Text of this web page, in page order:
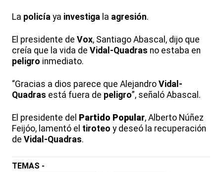
La policía ya investiga la agresión.
El presidente de Vox, Santiago Abascal, dijo que
creía que la vida de Vidal-Quadras no estaba en
peligro inmediato.
“Gracias a dios parece que Alejandro Vidal-
Quadras está fuera de peligro”, señaló Abascal.
El presidente del Partido Popular, Alberto Núñez
Feijóo, lamentó el tiroteo y deseó la recuperación
de Vidal-Quadras.
TEMAS -